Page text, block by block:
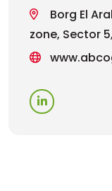
Borg El
zone, Sector